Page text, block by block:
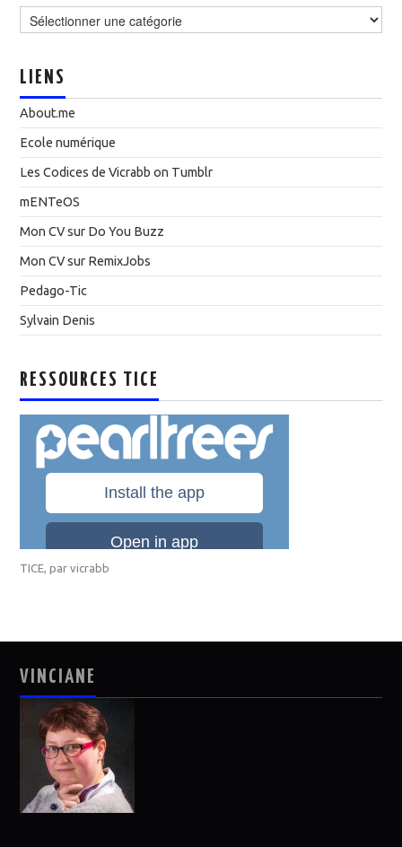
LIENS
About.me
Ecole numérique
Les Codices de Vicrabb on Tumblr
mENTeOS
Mon CV sur Do You Buzz
Mon CV sur RemixJobs
Pedago-Tic
Sylvain Denis
RESSOURCES TICE
TICE, parvicrabb
VINCIANE